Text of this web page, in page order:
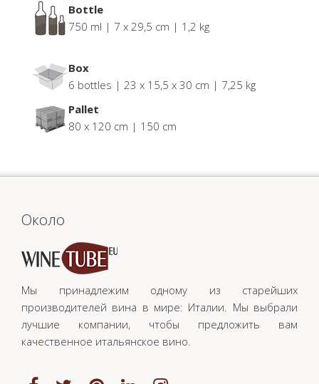
Bottle
750 ml | 7 x 29,5 cm | 1,2 kg
Box
6 bottles | 23 x 15,5 x 30 cm | 7,25 kg
Pallet
80 x 120 cm | 150 cm
Oколо
Мы принадлежим одному из старейших
производителей вина в мире: Италии. Мы выбрали
лучшие компании, чтобы предложить вам
качественное итальянское вино.